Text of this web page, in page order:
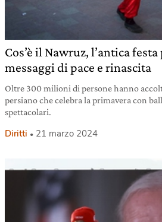
Cos’è il Nawruz, l’antica
messaggi di pace e rinascita
Oltre 300 milioni di persone hanno
persiano che celebra la primavera con
spettacolari.
Diritti 21 marzo 2024